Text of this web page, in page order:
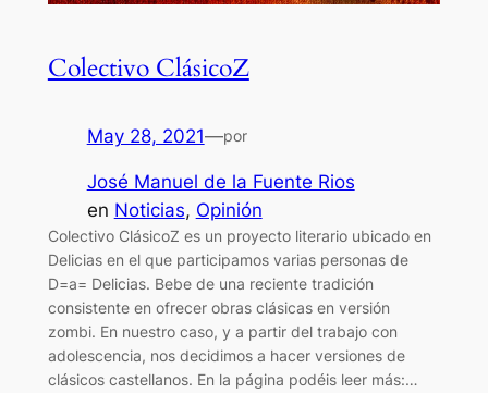
Colectivo ClásicoZ
May 28, 2021—por
José Manuel de la Fuente Rios
en Noticias, Opinión
Colectivo ClásicoZ es un proyecto literario ubicado en
Delicias en el que participamos varias personas de
D=a= Delicias. Bebe de una reciente tradición
consistente en ofrecer obras clásicas en versión
zombi. En nuestro caso, y a partir del trabajo con
adolescencia, nos decidimos a hacer versiones de
clásicos castellanos. En la página podéis leer más:…